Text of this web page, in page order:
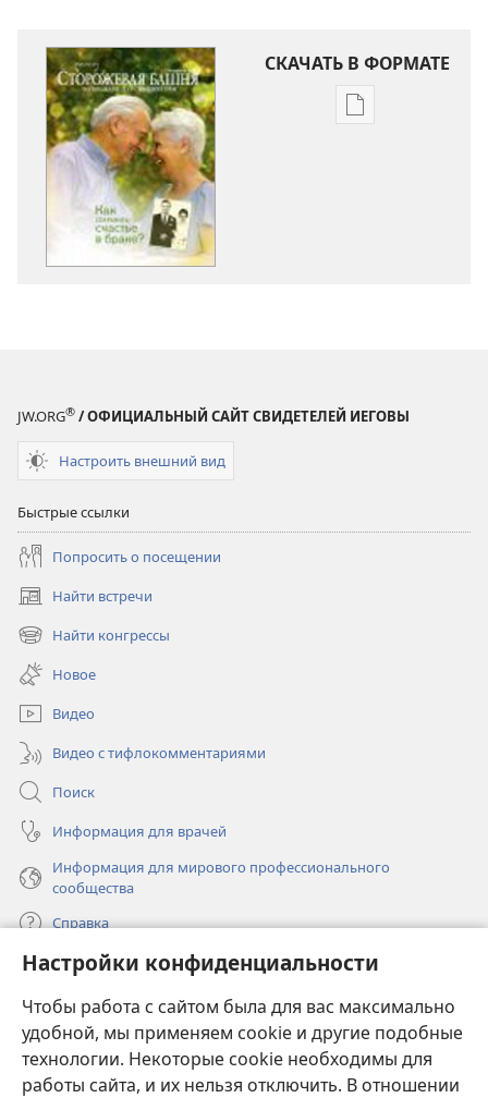
Настройки конфиденциальности
Чтобы работа с сайтом была для вас максимально
удобной, мы применяем cookie и другие подобные
технологии. Некоторые cookie необходимы для
работы сайта, и их нельзя отключить. В отношении
СКАЧАТЬ В ФОРМАТЕ
Варианты
JW.ORG® / ОФИЦИАЛЬНЫЙ САЙТ СВИДЕТЕЛЕЙ ИЕГОВЫ
Настроить внешний вид
Быстрые ссылки
Попросить о посещении
Найти встречи
(открывается
в
новом
окне)
Найти конгрессы
(открывается
новом
окне)
Новое
Видео
Видео с тифлокомментариями
Поиск
Информация для врачей
Информация для мирового профессионального
сообщества
Справка
Пожертвования
в
новом
окне)
ОНЛАЙН-БИБЛИОТЕКА Сторожевой башни
(открывается
новомJW Hub®